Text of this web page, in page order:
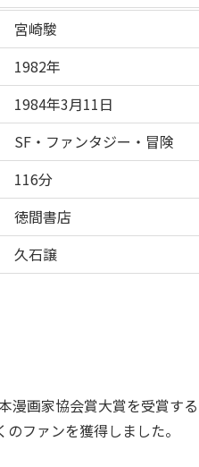
宮崎駿
1982年
1984年3月11日
SF・ファンタジー・冒険
116分
徳間書店
久石譲
漫画家協会賞大賞を受賞す
ファンを獲得しました。